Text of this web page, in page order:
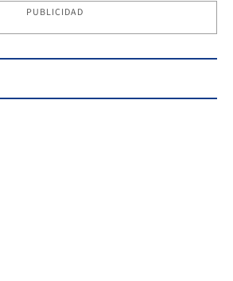
PUBLICIDAD